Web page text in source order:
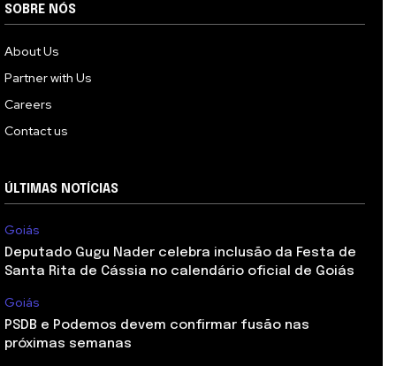
SOBRE NÓS
About Us
Partner with Us
Careers
Contact us
ÚLTIMAS NOTÍCIAS
Goiás
Deputado Gugu Nader celebra inclusão da Festa de
Santa Rita de Cássia no calendário oficial de Goiás
Goiás
PSDB e Podemos devem confirmar fusão nas
próximas semanas